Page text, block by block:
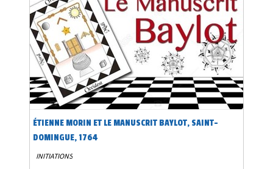
ÉTIENNE MORIN ET LE MANUSCRIT BAYLOT, SAINT-
DOMINGUE, 1764
INITIATIONS